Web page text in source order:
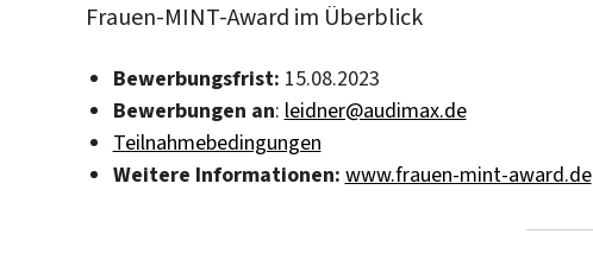
Frauen-MINT-Award im Überblick
Bewerbungsfrist: 15.08.2023
Bewerbungen an: leidner@audimax.de
Teilnahmebedingungen
Weitere Informationen: www.frauen-mint-award.de